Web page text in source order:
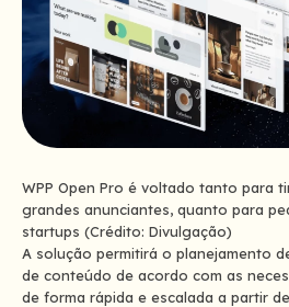
WPP Open Pro é voltado tanto para
grandes anunciantes, quanto para
startups (Crédito: Divulgação)
A solução permitirá o planejamento
de conteúdo de acordo com as
de forma rápida e escalada a partir